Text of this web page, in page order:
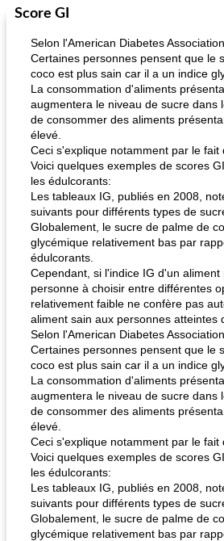
Déjeuner / Snacks
pois chiches rôtis aux épices
Score GI
Selon l'American Diabetes
Certaines personnes pensent que le
coco est plus sain car il a un indice
La consommation d'aliments
augmentera le niveau de sucre dans
de consommer des aliments
élevé.
Ceci s'explique notamment par le fait
Voici quelques exemples de scores
les édulcorants:
Les tableaux IG, publiés en 2008,
suivants pour différents types de
Globalement, le sucre de palme de
glycémique relativement bas par
édulcorants.
Cependant, si l'indice IG d'un
personne à choisir entre différentes
relativement faible ne confère pas
aliment sain aux personnes atteintes
Selon l'American Diabetes
Certaines personnes pensent que le
coco est plus sain car il a un indice
La consommation d'aliments
augmentera le niveau de sucre dans
de consommer des aliments
élevé.
Ceci s'explique notamment par le fait
Voici quelques exemples de scores
les édulcorants:
Les tableaux IG, publiés en 2008,
suivants pour différents types de
Globalement, le sucre de palme de
glycémique relativement bas par